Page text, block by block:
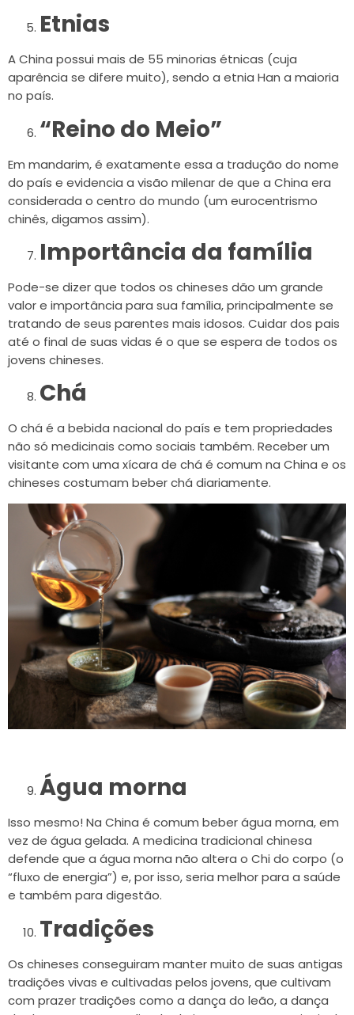
Etnias
A China possui mais de 55 minorias étnicas (cuja
aparência se difere muito), sendo a etnia Han a maioria
no país.
“Reino do Meio”
Em mandarim, é exatamente essa a tradução do nome
do país e evidencia a visão milenar de que a China era
considerada o centro do mundo (um eurocentrismo
chinês, digamos assim).
Importância da família
Pode-se dizer que todos os chineses dão um grande
valor e importância para sua família, principalmente se
tratando de seus parentes mais idosos. Cuidar dos pais
até o final de suas vidas é o que se espera de todos os
jovens chineses.
Chá
O chá é a bebida nacional do país e tem propriedades
não só medicinais como sociais também. Receber um
visitante com uma xícara de chá é comum na China e os
chineses costumam beber chá diariamente.
Água morna
Isso mesmo! Na China é comum beber água morna, em
vez de água gelada. A medicina tradicional chinesa
defende que a água morna não altera o Chi do corpo (o
“fluxo de energia”) e, por isso, seria melhor para a saúde
e também para digestão.
Tradições
Os chineses conseguiram manter muito de suas antigas
tradições vivas e cultivadas pelos jovens, que cultivam
com prazer tradições como a dança do leão, a dança